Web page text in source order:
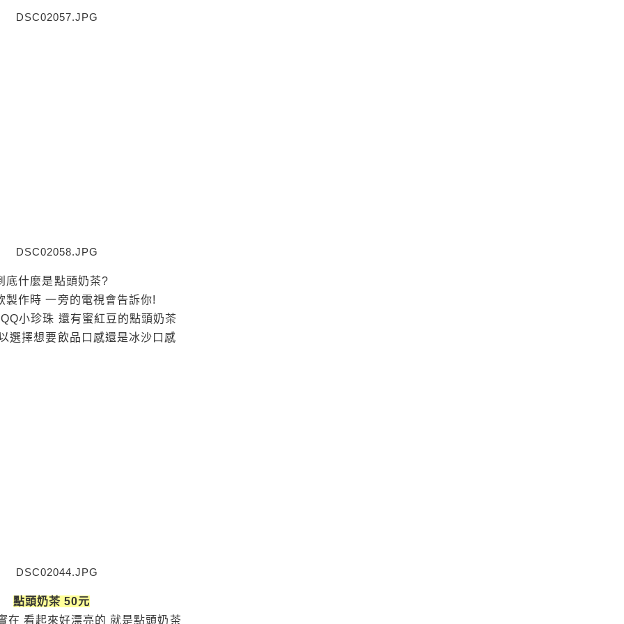
底什麼是點頭奶茶?
製作時 一旁的電視會告訴你!
小珍珠 還有蜜紅豆的點頭奶茶
選擇想要飲品口感還是冰沙口感
點頭奶茶 50元
在 看起來好漂亮的 就是點頭奶茶